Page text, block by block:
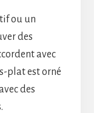
ou un
des
avec
plat est orné
des